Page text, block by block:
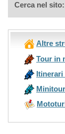
Cerca nel sito:
Altre
Tour in
Itinerari